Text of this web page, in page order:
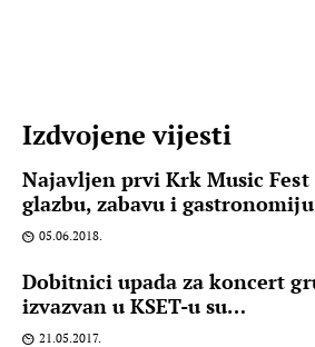
Izdvojene vijesti
Najavljen prvi Krk Music
glazbu, zabavu i gastronomiju
05.06.2018.
Dobitnici upada za koncert
izvazvan u KSET-u su…
21.05.2017.